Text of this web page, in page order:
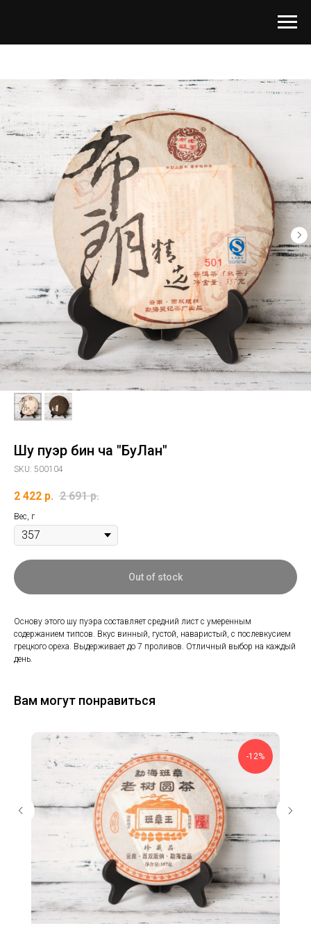
Шу пуэр бин ча "БуЛан"
SKU: 500104
2 422 р. 2 691 р.
Вес, г
Out of stock
Основу этого шу пуэра составляет средний лист с умеренным
содержанием типсов. Вкус винный, густой, наваристый, с послевкусием
грецкого ореха. Выдерживает до 7 проливов. Отличный выбор на каждый
день.
Вам могут понравиться
-12%